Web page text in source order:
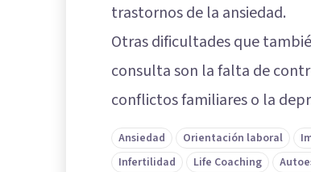
trastornos de la ansiedad.
Otras dificultades que
consulta son la falta de
conflictos familiares o la
Ansiedad Orientación laboral
Infertilidad
Life Coaching